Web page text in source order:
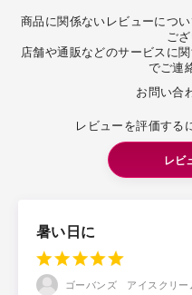
商品に関係ないレビューにつ
ござ
店舗や通販などのサービスに
でご連
お問い合
レビューを評価する
レビ
暑い日に
ゴーバンズ アイスクリー